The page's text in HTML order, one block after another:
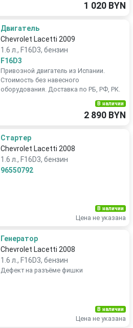
1 020 BYN
Двигатель
Chevrolet Lacetti 2009
1.6 л., F16D3, бензин
F16D3
Привозной двигатель из Испании.
Стоимость без навесного
оборудования. Доставка по РБ, РФ, РК.
В наличии
2 890 BYN
Стартер
Chevrolet Lacetti 2008
1.6 л., F16D3, бензин
96550792
В наличии
Цена не указана
Генератор
Chevrolet Lacetti 2008
1.6 л., F16D3, бензин
Дефект на разъёме фишки
В наличии
Цена не указана